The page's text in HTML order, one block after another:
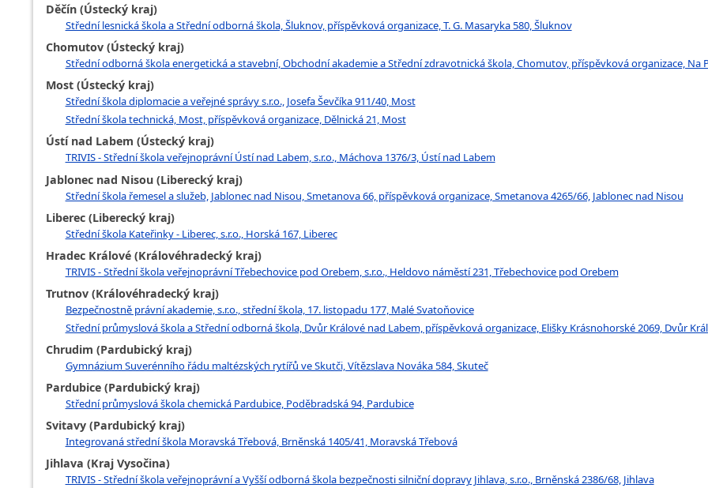
Děčín (Ústecký kraj)
Střední lesnická škola a Střední odborná škola, Šluknov, příspěvková organizace, T. G. Masaryka 580, Šluknov
Chomutov (Ústecký kraj)
Střední odborná škola energetická a stavební, Obchodní akademie a Střední zdravotnická škola, Chomutov, příspěvková organizace, Na
Most (Ústecký kraj)
Střední škola diplomacie a veřejné správy s.r.o., Josefa Ševčíka 911/40, Most
Střední škola technická, Most, příspěvková organizace, Dělnická 21, Most
Ústí nad Labem (Ústecký kraj)
TRIVIS - Střední škola veřejnoprávní Ústí nad Labem, s.r.o., Máchova 1376/3, Ústí nad Labem
Jablonec nad Nisou (Liberecký kraj)
Střední škola řemesel a služeb, Jablonec nad Nisou, Smetanova 66, příspěvková organizace, Smetanova 4265/66, Jablonec nad Nisou
Liberec (Liberecký kraj)
Střední škola Kateřinky - Liberec, s.r.o., Horská 167, Liberec
Hradec Králové (Královéhradecký kraj)
TRIVIS - Střední škola veřejnoprávní Třebechovice pod Orebem, s.r.o., Heldovo náměstí 231, Třebechovice pod Orebem
Trutnov (Královéhradecký kraj)
Bezpečnostně právní akademie, s.r.o., střední škola, 17. listopadu 177, Malé Svatoňovice
Střední průmyslová škola a Střední odborná škola, Dvůr Králové nad Labem, příspěvková organizace, Elišky Krásnohorské 2069, Dvůr
Chrudim (Pardubický kraj)
Gymnázium Suverénního řádu maltézských rytířů ve Skutči, Vítězslava Nováka 584, Skuteč
Pardubice (Pardubický kraj)
Střední průmyslová škola chemická Pardubice, Poděbradská 94, Pardubice
Svitavy (Pardubický kraj)
Integrovaná střední škola Moravská Třebová, Brněnská 1405/41, Moravská Třebová
Jihlava (Kraj Vysočina)
TRIVIS - Střední škola veřejnoprávní a Vyšší odborná škola bezpečnosti silniční dopravy Jihlava, s.r.o., Brněnská 2386/68, Jihlava